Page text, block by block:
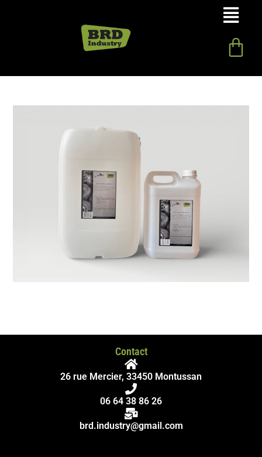
Contact
26 rue Mercier, 33450 Montussan
06 64 38 86 26
brd.industry@gmail.com